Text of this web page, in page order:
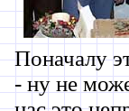
Поначалу
- ну не